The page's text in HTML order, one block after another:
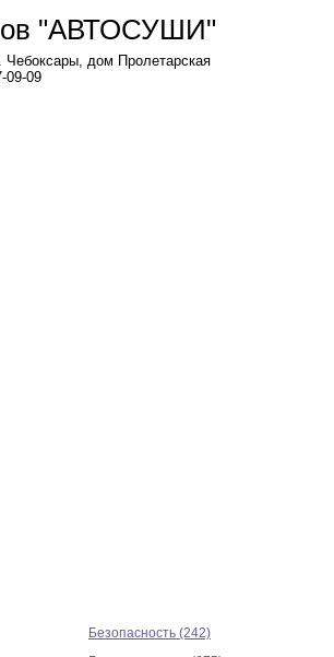
"АВТОСУШИ"
дом Пролетарская
09-09
Безопасность (242)